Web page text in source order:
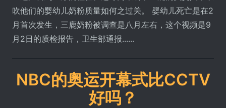
吹他们的婴幼儿奶粉质量如何之过关。 婴幼儿死亡是在2
月首次发生，三鹿奶粉被调查是八月左右，这个视频是9
月2日的质检报告，卫生部通报......
NBC的奥运开幕式比CCTV
好吗？